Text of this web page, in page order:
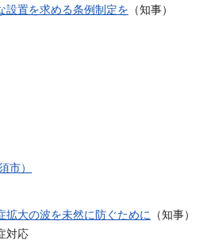
設置を求める条例制定を （知事）
市）
拡大の波を未然に防ぐために
（知事）
対応